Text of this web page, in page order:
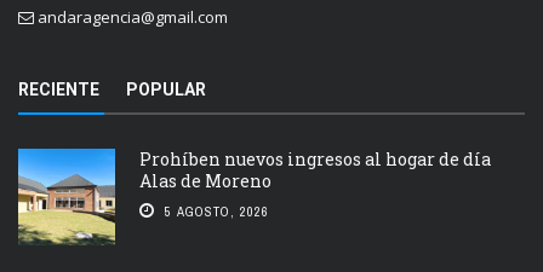
andaragencia@gmail.com
RECIENTE POPULAR
Prohíben nuevos ingresos al hogar de día
Alas de Moreno
5 AGOSTO, 2026